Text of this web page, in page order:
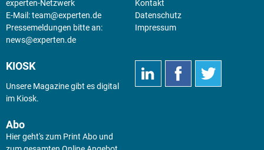
experten-Netzwerk
E-Mail:team@experten.de
Pressemeldungen bitte an:
news@experten.de
Kontakt
Datenschutz
Impressum
KIOSK
Unsere Magazine gibt es digital
im Kiosk.
Abo
Hier geht's zum Print Abo und